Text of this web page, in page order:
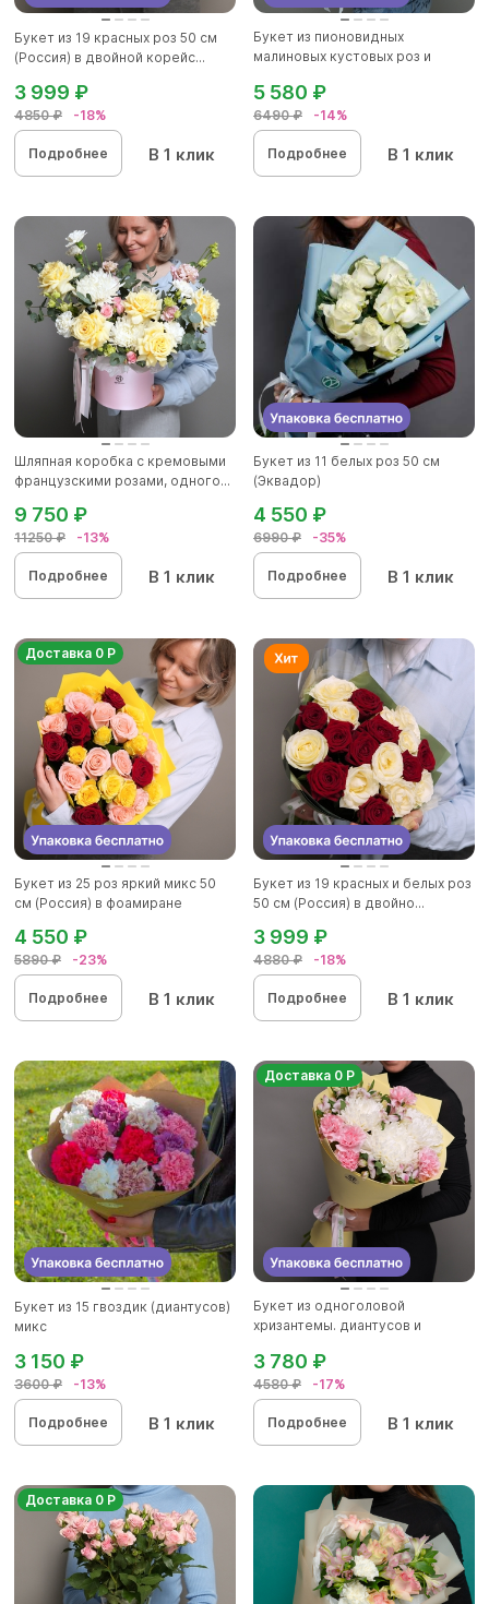
Букет из 19 красных роз 50 см
(Россия) в двойной корейс...
4850 ₽ -18%
3 999 ₽
Подробнее В 1 клик
Букет из пионовидных
малиновых кустовых роз и
6490 ₽ -14%
5 580 ₽
Подробнее В 1 клик
Шляпная коробка с кремовыми
французскими розами, одного...
11250 ₽ -13%
9 750 ₽
Подробнее В 1 клик
Букет из 11 белых роз 50 см
(Эквадор)
6990 ₽ -35%
4 550 ₽
Подробнее В 1 клик
Доставка 0 Р
Букет из 25 роз яркий микс 50
см (Россия) в фоамиране
5890 ₽ -23%
4 550 ₽
Подробнее В 1 клик
Букет из 19 красных и белых роз
50 см (Россия) в двойно...
4880 ₽ -18%
3 999 ₽
Подробнее В 1 клик
Букет из 15 гвоздик (диантусов)
микс
3600 ₽ -13%
3 150 ₽
Подробнее В 1 клик
Доставка 0 Р
Букет из одноголовой
хризантемы. диантусов и
4580 ₽ -17%
3 780 ₽
Подробнее В 1 клик
Доставка 0 Р